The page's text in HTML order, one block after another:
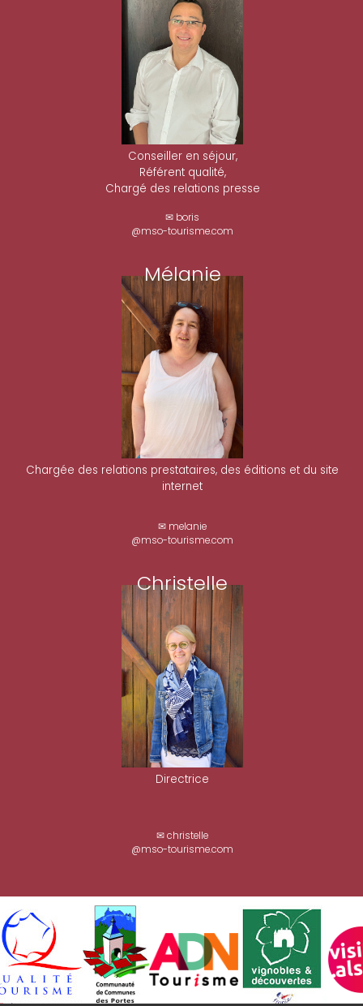
Conseiller en séjour,
Référent qualité,
Chargé des relations presse
✉ boris
@mso-tourisme.com
Mélanie
Chargée des relations prestataires, des éditions et du site
internet
✉ melanie
@mso-tourisme.com
Christelle
Directrice
✉ christelle
@mso-tourisme.com